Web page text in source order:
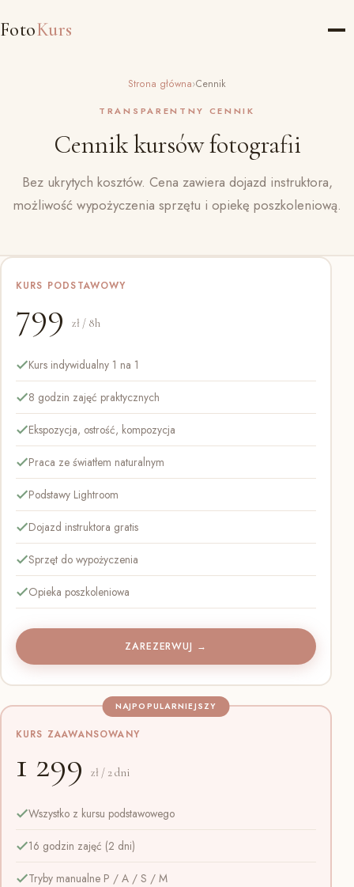
FotoKurs
Strona główna›Cennik
TRANSPARENTNY CENNIK
Cennik kursów fotografii
Bez ukrytych kosztów. Cena zawiera dojazd instruktora,
możliwość wypożyczenia sprzętu i opiekę poszkoleniową.
KURS PODSTAWOWY
799 zł / 8h
Kurs indywidualny 1 na 1
8 godzin zajęć praktycznych
Ekspozycja, ostrość, kompozycja
Praca ze światłem naturalnym
Podstawy Lightroom
Dojazd instruktora gratis
Sprzęt do wypożyczenia
Opieka poszkoleniowa
ZAREZERWUJ →
NAJPOPULARNIEJSZY
KURS ZAAWANSOWANY
1 299 zł / 2 dni
Wszystko z kursu podstawowego
16 godzin zajęć (2 dni)
Tryby manualne P / A / S / M